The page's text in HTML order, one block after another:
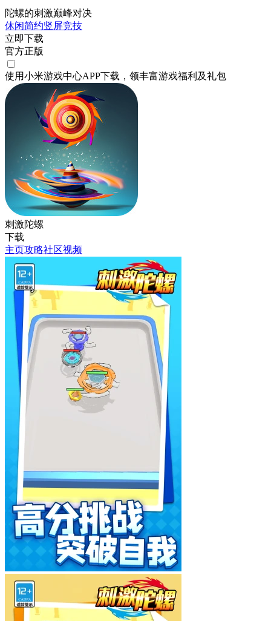
陀螺的刺激巅峰对决
休闲简约竖屏竞技
立即下载
官方正版
使用小米游戏中心APP下载 ，领丰富游戏福利 及礼包
刺激陀螺
下载
主页攻略社区视频